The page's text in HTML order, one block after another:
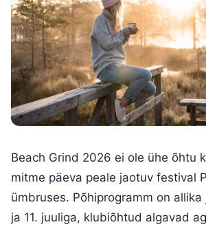
Beach Grind 2026 ei ole ühe õhtu
mitme päeva peale jaotuv festival
ümbruses. Põhiprogramm on
ja 11. juuliga, klubiõhtud algavad